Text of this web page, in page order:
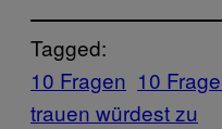
Tagged:
10 Fragen 10
trauen würdest zu